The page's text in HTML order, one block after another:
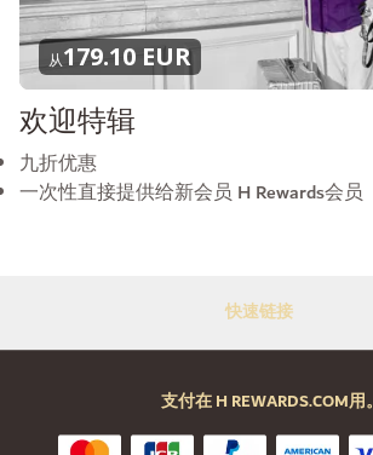
从179.10 EUR
欢迎特辑
九折优惠
一次性直接提供给新会员 H Rewards会员
快速链接
支付在 H REWARDS.COM用。